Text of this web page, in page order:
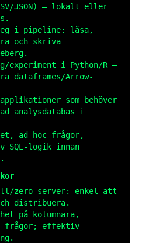
JSON) – lokalt eller
.
i pipeline: läsa,
och skriva
experiment i Python/R –
dataframes/Arrow-
applikationer som behöver
analysdatabas i
ad-hoc-frågor,
SQL-logik innan
zero-server: enkel att
distribuera.
på kolumnära,
frågor; effektiv